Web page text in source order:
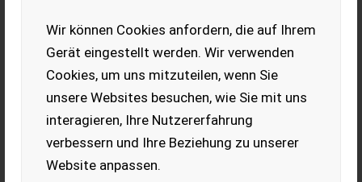
Wir können Cookies anfordern, die auf Ihrem
Gerät eingestellt werden. Wir verwenden
Cookies, um uns mitzuteilen, wenn Sie
unsere Websites besuchen, wie Sie mit uns
interagieren, Ihre Nutzererfahrung
verbessern und Ihre Beziehung zu unserer
Website anpassen.
War es vor einigen Jahren ausreichend die Maschinen
bei einem der Portale zu präsentieren, geht es heute
darum sich aus der Vielzahl der Angebote abzuheben.